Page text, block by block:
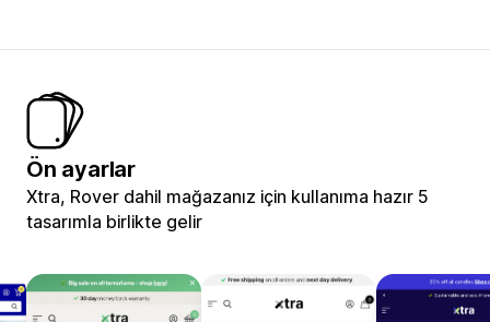
Ön ayarlar
Xtra, Rover dahil mağazanız için kullanıma hazır 5
tasarımla birlikte gelir